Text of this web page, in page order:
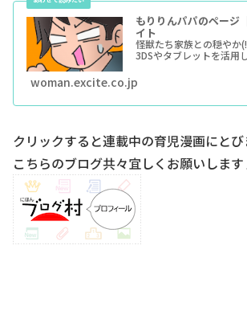
もりりんパパのページ
イト
怪獣たち家族との穏やか
3DSやタブレットを活用
woman.excite.co.jp
クリックすると連載中の育児漫画にとび
こちらのブログ共々宜しくお願いしま